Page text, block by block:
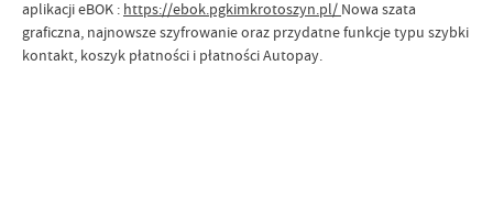
aplikacji eBOK : https://ebok.pgkimkrotoszyn.pl/ Nowa szata
graficzna, najnowsze szyfrowanie oraz przydatne funkcje typu szybki
kontakt, koszyk płatności i płatności Autopay.